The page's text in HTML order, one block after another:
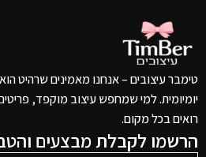
טימבר עיצובים – אנחנו מאמינים שרהיט
יומיומית. למי שמחפש עיצוב מוקפד, פריטים
רואים בכל מקום.
הרשמו לקבלת מבצעים